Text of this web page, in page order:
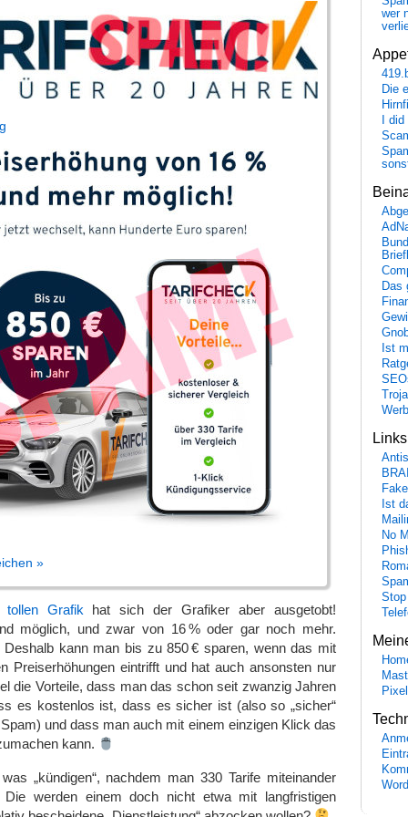
»
tollen Grafik hat sich der Grafiker aber ausgetobt!
möglich, und zwar von 16 % oder gar noch mehr.
Deshalb kann man bis zu 850 € sparen, wenn das mit
Preiserhöhungen eintrifft und hat auch ansonsten nur
die Vorteile, dass man das schon seit zwanzig Jahren
es kostenlos ist, dass es sicher ist (also so „sicher“
und dass man auch mit einem einzigen Klick das
kann.
„kündigen“, nachdem man 330 Tarife miteinander
Die werden einem doch nicht etwa mit langfristigen
wer
Die
I
Das
Ist
Ist
No